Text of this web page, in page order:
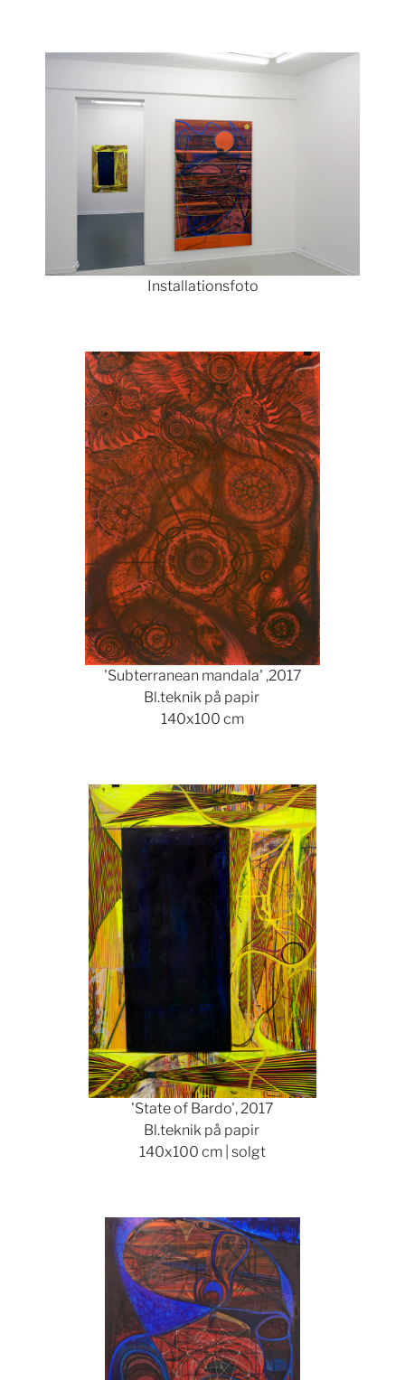
Show larger version
Installationsfoto
Show larger version
'Subterranean mandala' ,2017
Bl.teknik på papir
140x100 cm
Show larger version
'State of Bardo', 2017
Bl.teknik på papir
140x100 cm | solgt
Show larger version